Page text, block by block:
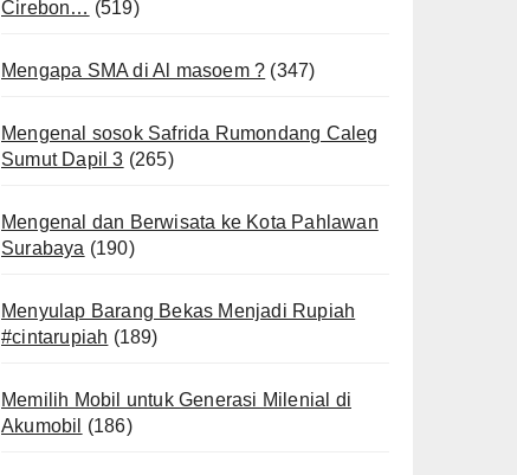
Cirebon… (519)
Mengapa SMA di Al masoem ? (347)
Mengenal sosok Safrida Rumondang Caleg
Sumut Dapil 3 (265)
Mengenal dan Berwisata ke Kota Pahlawan
Surabaya (190)
Menyulap Barang Bekas Menjadi Rupiah
#cintarupiah (189)
Memilih Mobil untuk Generasi Milenial di
Akumobil
(186)